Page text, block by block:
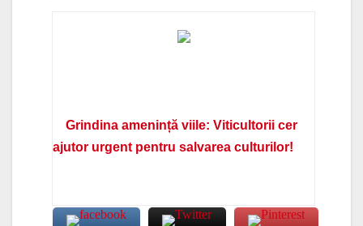
Grindina amenință viile: Viticultorii cer
ajutor urgent pentru salvarea culturilor!